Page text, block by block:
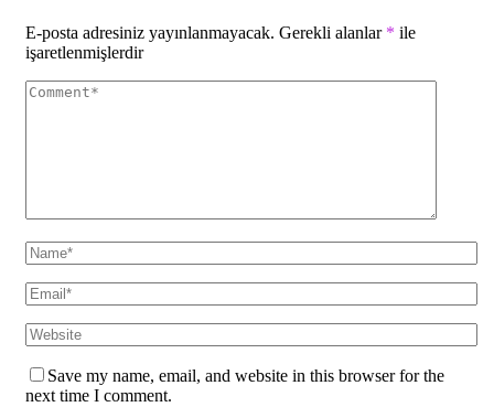
E-posta adresiniz yayınlanmayacak. Gerekli alanlar * ile
işaretlenmişlerdir
Save my name, email, and website in this browser for the
next time I comment.